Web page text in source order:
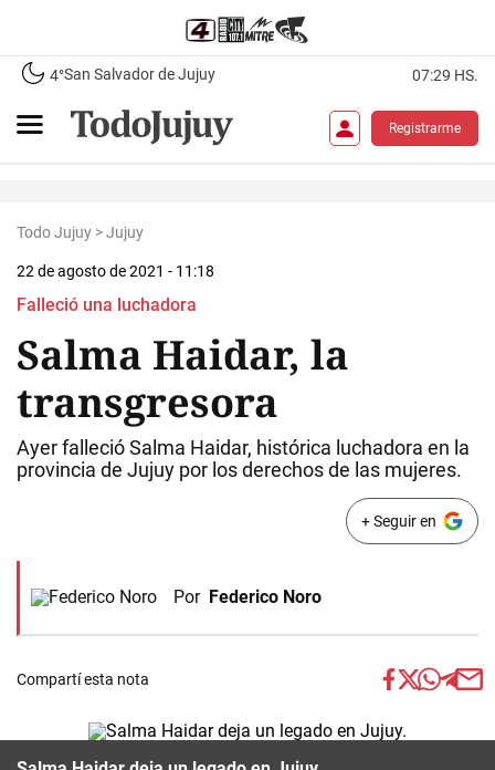
4°San Salvador de Jujuy 07:29 HS.
Registrarme
Todo Jujuy >Jujuy
22 de agosto de 2021 - 11:18
Falleció una luchadora
Salma Haidar, la
transgresora
Ayer falleció Salma Haidar, histórica luchadora en la
provincia de Jujuy por los derechos de las mujeres.
+ Seguir en
Por Federico Noro
Compartí esta nota